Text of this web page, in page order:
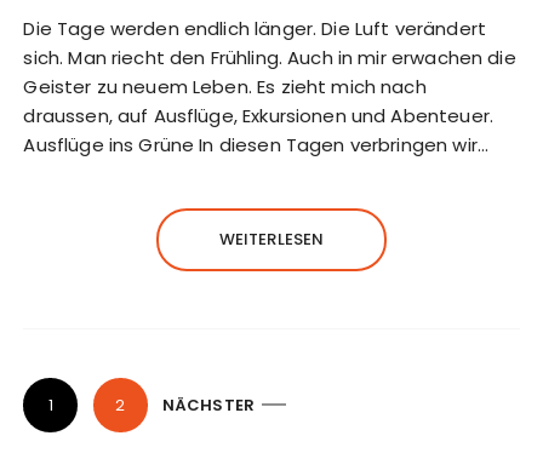
Die Tage werden endlich länger. Die Luft verändert
sich. Man riecht den Frühling. Auch in mir erwachen die
Geister zu neuem Leben. Es zieht mich nach
draussen, auf Ausflüge, Exkursionen und Abenteuer.
Ausflüge ins Grüne In diesen Tagen verbringen wir…
WEITERLESEN
S
1 2 NÄCHSTER